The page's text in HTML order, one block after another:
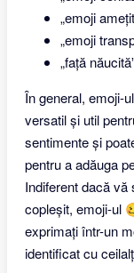
„emoji
„emoji
„față
În general, emoji-
versatil și util
sentimente și
pentru a adăuga
Indiferent dacă
copleșit, emoji-ul
exprimați într-un
identificat cu